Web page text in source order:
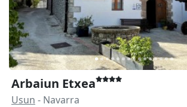
Arbaiun Etxea
Usun - Navarra